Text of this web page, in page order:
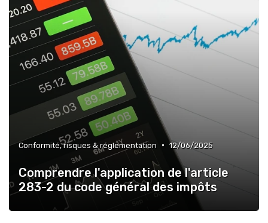
Conformité, risques & réglementation • 12/06/2025
Comprendre l'application de l'article
283-2 du code général des impôts